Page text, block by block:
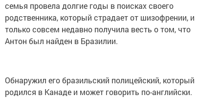
семья провела долгие годы в поисках своего
родственника, который страдает от шизофрении, и
только совсем недавно получила весть о том, что
Антон был найден в Бразилии.
Обнаружил его бразильский полицейский, который
родился в Канаде и может говорить по-английски.